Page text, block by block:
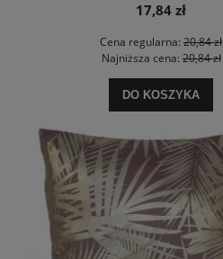
17,84 zł
Cena regularna: 20,84 zł
Najniższa cena:20,84 zł
DO KOSZYKA